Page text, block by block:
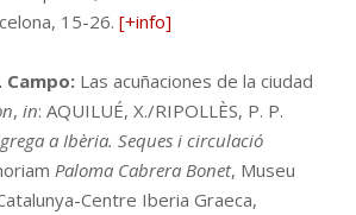
15-26. [+info]
Campo: Las acuñaciones de la ciudad
, in: AQUILUÉ, X./RIPOLLÈS, P. P.
a Ibèria. Seques i circulació
Paloma Cabrera Bonet, Museu
Centre Iberia Graeca,